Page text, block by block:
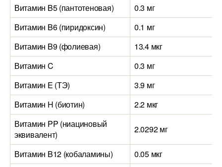
Витамин B5 (пантотеновая)
0.3 мг
Витамин B6 (пиридоксин)
0.1 мг
Витамин B9 (фолиевая)
13.4 мкг
Витамин C
0.3 мг
Витамин E (ТЭ)
3.9 мг
Витамин H (биотин)
2.2 мкг
Витамин PP (ниациновый
эквивалент)
2.0292 мг
Витамин B12 (кобаламины)
0.05 мкг